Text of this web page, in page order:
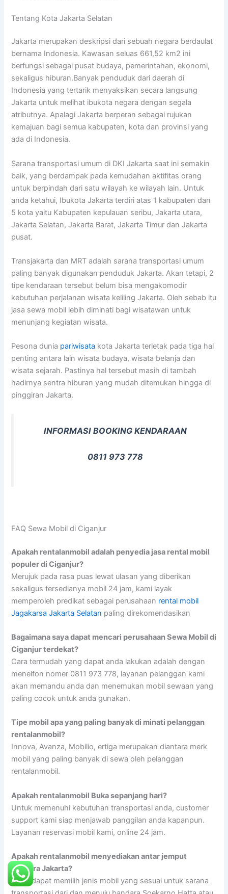
Tentang Kota Jakarta Selatan
Jakarta merupakan deskripsi dari sebuah negara berdaulat
bernama Indonesia. Kawasan seluas 661,52 km2 ini
berfungsi sebagai pusat budaya, pemerintahan, ekonomi,
sekaligus hiburan.Banyak penduduk dari daerah di
Indonesia yang tertarik menyaksikan secara langsung
Jakarta untuk melihat ibukota negara dengan segala
atributnya. Apalagi Jakarta berperan sebagai rujukan
kemajuan bagi semua kabupaten, kota dan provinsi yang
ada di Indonesia.
Sarana transportasi umum di DKI Jakarta saat ini semakin
baik, yang berdampak pada kemudahan aktifitas orang
untuk berpindah dari satu wilayah ke wilayah lain. Untuk
anda ketahui, Ibukota Jakarta terdiri atas 1 kabupaten dan
5 kota yaitu Kabupaten kepulauan seribu, Jakarta utara,
Jakarta Selatan, Jakarta Barat, Jakarta Timur dan Jakarta
pusat.
Transjakarta dan MRT adalah sarana transportasi umum
paling banyak digunakan penduduk Jakarta. Akan tetapi, 2
tipe kendaraan tersebut belum bisa mengakomodir
kebutuhan perjalanan wisata keliling Jakarta. Oleh sebab itu
jasa sewa mobil lebih diminati bagi wisatawan untuk
menunjang kegiatan wisata.
Pesona dunia pariwisata kota Jakarta terletak pada tiga hal
penting antara lain wisata budaya, wisata belanja dan
wisata sejarah. Pastinya hal tersebut masih di tambah
hadirnya sentra hiburan yang mudah ditemukan hingga di
pinggiran Jakarta.
INFORMASI BOOKING KENDARAAN
0811 973 778
FAQ Sewa Mobil di Ciganjur
Apakah rentalanmobil adalah penyedia jasa rental mobil
populer di Ciganjur?
Merujuk pada rasa puas lewat ulasan yang diberikan
sekaligus tersedianya mobil 24 jam, kami layak
memperoleh predikat sebagai perusahaan rental mobil
Jagakarsa Jakarta Selatan paling direkomendasikan
Bagaimana saya dapat mencari perusahaan Sewa Mobil di
Ciganjur terdekat?
Cara termudah yang dapat anda lakukan adalah dengan
menelfon nomer 0811 973 778, layanan pelanggan kami
akan memandu anda dan menemukan mobil sewaan yang
paling cocok untuk anda gunakan.
Tipe mobil apa yang paling banyak di minati pelanggan
rentalanmobil?
Innova, Avanza, Mobilio, ertiga merupakan diantara merk
mobil yang paling banyak di sewa oleh pelanggan
rentalanmobil.
Apakah rentalanmobil Buka sepanjang hari?
Untuk memenuhi kebutuhan transportasi anda, customer
support kami siap menjawab panggilan anda kapanpun.
Layanan reservasi mobil kami, online 24 jam.
Apakah rentalanmobil menyediakan antar jemput
bandara Jakarta?
Anda dapat memilih jenis mobil yang sesuai untuk sarana